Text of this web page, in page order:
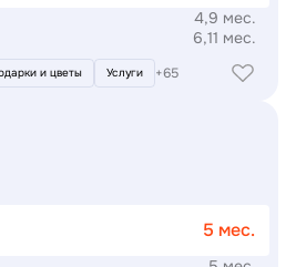
4,9 мес.
6,11 мес.
и цветы Услуги +65
5 мес.